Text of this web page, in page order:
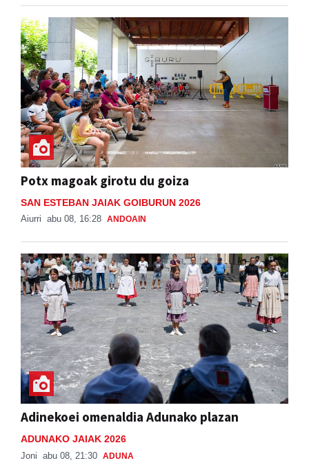
Potx magoak girotu du goiza
SAN ESTEBAN JAIAK GOIBURUN 2026
Aiurri abu 08, 16:28 ANDOAIN
Adinekoei omenaldia Adunako plazan
ADUNAKO JAIAK 2026
Joni abu 08, 21:30 ADUNA